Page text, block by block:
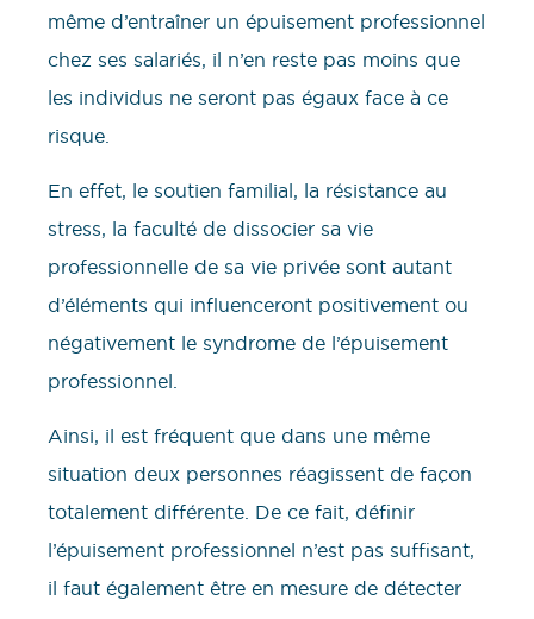
même d’entraîner un épuisement professionnel
chez ses salariés, il n’en reste pas moins que
les individus ne seront pas égaux face à ce
risque.
En effet, le soutien familial, la résistance au
stress, la faculté de dissocier sa vie
professionnelle de sa vie privée sont autant
d’éléments qui influenceront positivement ou
négativement le syndrome de l’épuisement
professionnel.
Ainsi, il est fréquent que dans une même
situation deux personnes réagissent de façon
totalement différente. De ce fait, définir
l’épuisement professionnel n’est pas suffisant,
il faut également être en mesure de détecter